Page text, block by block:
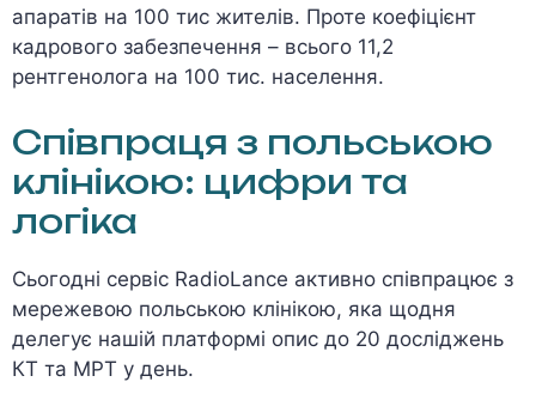
апаратів на 100 тис жителів. Проте коефіцієнт
кадрового забезпечення – всього 11,2
рентгенолога на 100 тис. населення.
Співпраця з польською
клінікою: цифри та
логіка
Сьогодні сервіс RadioLance активно співпрацює з
мережевою польською клінікою, яка щодня
делегує нашій платформі опис до 20 досліджень
КТ та МРТ у день.